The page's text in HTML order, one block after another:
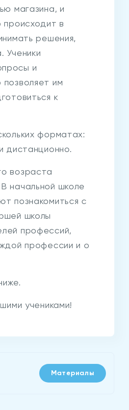
магазина, и
происходит в
решения,
Ученики
и
им
к
форматах:
дистанционно.
возраста
начальной школе
познакомиться с
школы
профессий,
профессии и о
учениками!
Материалы